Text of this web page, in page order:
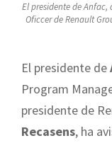
El presidente de
Oficcer de Renault
El presidente de
Program
presidente de
Recasens, ha